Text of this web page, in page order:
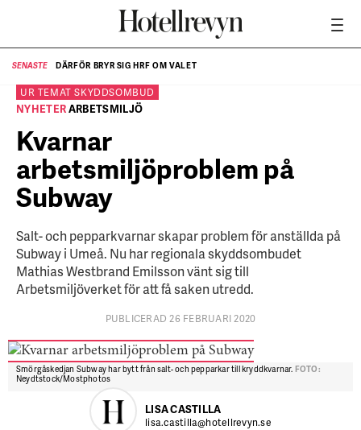
SENASTE DÄRFÖR BRYR SIG HRF OM VALET
UR TEMATSKYDDSOMBUD
NYHETERARBETSMILJÖ
Kvarnar
arbetsmiljöproblem på
Subway
Salt- och pepparkvarnar skapar problem för anställda på
Subway i Umeå. Nu har regionala skyddsombudet
Mathias Westbrand Emilsson vänt sig till
Arbetsmiljöverket för att få saken utredd.
PUBLICERAD 26 FEBRUARI 2020
Smörgåskedjan Subway har bytt från salt- och pepparkar till kryddkvarnar. FOTO:
Neydtstock/Mostphotos
LISA CASTILLA
lisa.castilla@hotellrevyn.se